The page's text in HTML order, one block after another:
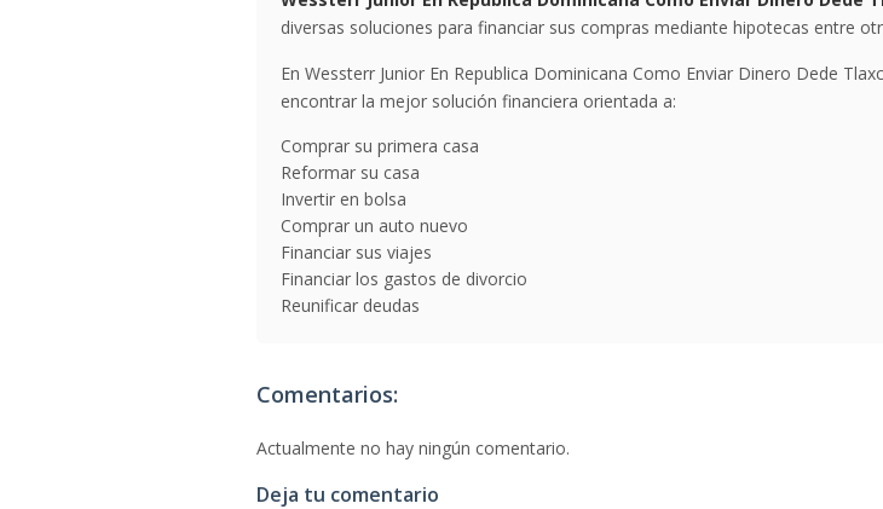
diversas soluciones para financiar sus compras mediante hipotecas entre
En Wessterr Junior En Republica Dominicana Como Enviar Dinero Dede
encontrar la mejor solución financiera orientada a:
Comprar su primera casa
Reformar su casa
Invertir en bolsa
Comprar un auto nuevo
Financiar sus viajes
Financiar los gastos de divorcio
Reunificar deudas
Comentarios:
Actualmente no hay ningún comentario.
Deja tu comentario